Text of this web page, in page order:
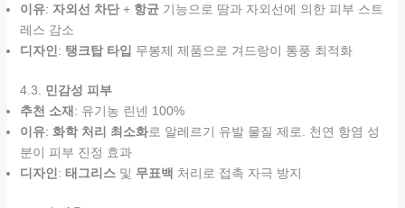
이유: 자외선 차단+ 항균기능으로 땀과 자외선에 의한 피부 스트
레스 감소
디자인 : 탱크탑 타입 무봉제 제품으로 겨드랑이 통풍 최적화
4.3. 민감성 피부
추천 소재 : 유기농 린넨 100%
이유: 화학 처리 최소화로 알레르기 유발 물질 제로. 천연 항염 성
분이 피부 진정 효과
디자인 : 태그리스및 무표백 처리로 접촉 자극 방지